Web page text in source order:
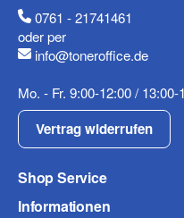
Datenschutzerklärung
Frage
0761 - 21741461
oder per
info@toneroffice.de
Mo. - Fr. 9:00-12:00 / 13:00-
Vertrag widerrufen
Shop Service
Informationen